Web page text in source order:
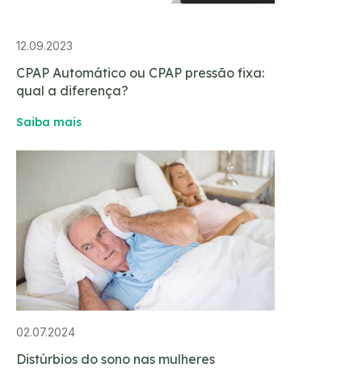
12.09.2023
CPAP Automático ou CPAP pressão fixa:
qual a diferença?
Saiba mais
02.07.2024
Distúrbios do sono nas mulheres